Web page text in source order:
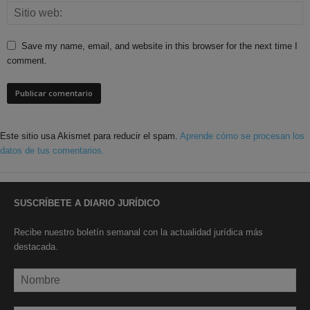
Save my name, email, and website in this browser for the next time I
comment.
Este sitio usa Akismet para reducir el spam. Aprende cómo se procesan los
datos de tus comentarios.
SUSCRÍBETE A DIARIO JURÍDICO
Recibe nuestro boletín semanal con la actualidad jurídica más
destacada.